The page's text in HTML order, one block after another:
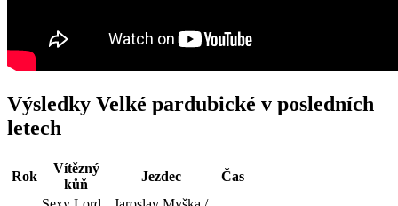
Výsledky Velké pardubické v posledních
letech
Rok
Vítězný
kůň
Jezdec Čas